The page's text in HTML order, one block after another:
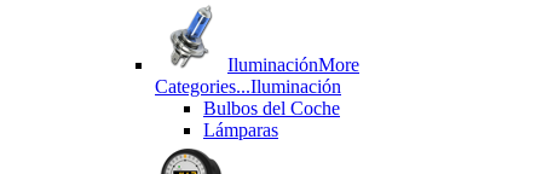
IluminaciónMore
Categories...Iluminación
Bulbos del Coche
Lámparas